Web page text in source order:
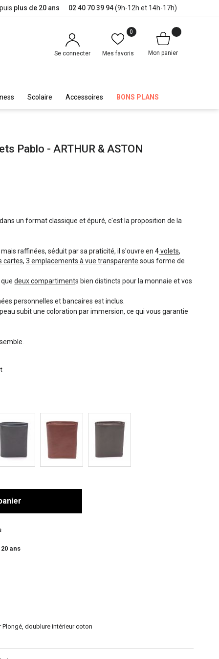
plus de 20 ans 02 40 70 39 94(9h-12h et 14h-17h)
Se connecter
0
Mes favoris Mon panier
Scolaire Accessoires BONS PLANS
Pablo - ARTHUR & ASTON
un format classique et épuré, c'est la proposition de la
raffinées, séduit par sa praticité, il s'ouvre en 4volets,
cartes,3 emplacements à vue transparente sous forme de
quedeux compartiments bien distincts pour la monnaie et vos
personnelles et bancaires est inclus.
subit une coloration par immersion, ce qui vous garantie
ans
Plongé, doublure intérieur coton